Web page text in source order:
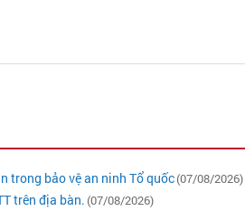
trong bảo vệ an ninh Tổ quốc(07/08/2026)
trên địa bàn. (07/08/2026)